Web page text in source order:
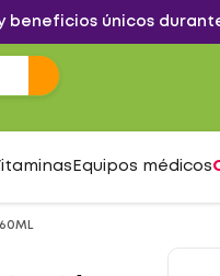
beneficios únicos
Equipos médicos
60ML